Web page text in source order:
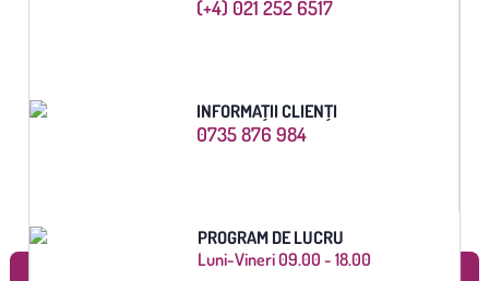
(+4) 021 252 6517
INFORMAȚII CLIENȚI
0735 876 984
PROGRAM DE LUCRU
Luni-Vineri 09.00 - 18.00